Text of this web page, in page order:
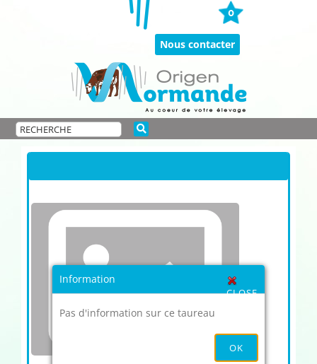
0
Nous contacter
Information
CLOSE
Pas d'information sur ce taureau
OK